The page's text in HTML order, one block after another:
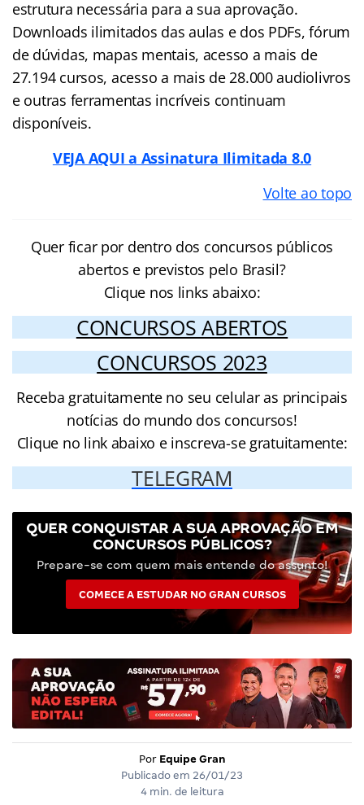
estrutura necessária para a sua aprovação.
Downloads ilimitados das aulas e dos PDFs, fórum
de dúvidas, mapas mentais, acesso a mais de
27.194 cursos, acesso a mais de 28.000 audiolivros
e outras ferramentas incríveis continuam
disponíveis.
VEJA AQUI a Assinatura Ilimitada 8.0
Volte ao topo
Quer ficar por dentro dos concursos públicos
abertos e previstos pelo Brasil?
Clique nos links abaixo:
CONCURSOS ABERTOS
CONCURSOS 2023
Receba gratuitamente no seu celular as principais
notícias do mundo dos concursos!
Clique no link abaixo e inscreva-se gratuitamente:
TELEGRAM
QUER CONQUISTAR A SUA APROVAÇÃO EM
CONCURSOS PÚBLICOS?
Prepare-se com quem mais entende do assunto!
COMECE A ESTUDAR NO GRAN CURSOS
Por Equipe Gran
Publicado em 26/01/23
4 min. de leitura